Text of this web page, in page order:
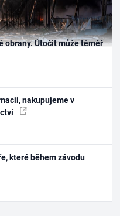
obrany. Útočit může téměř
nakupujeme v
které během závodu